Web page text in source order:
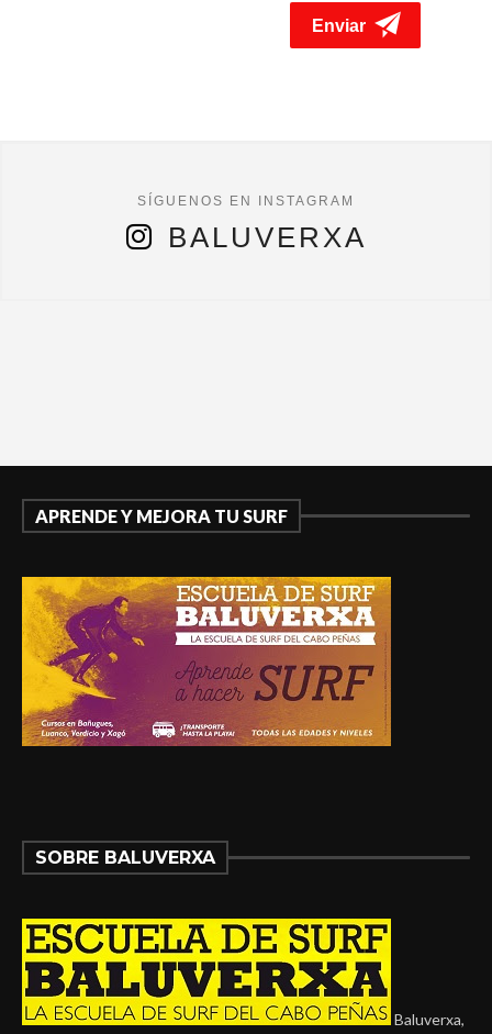
BALUVERXA
APRENDE Y MEJORA TU SURF
SOBRE BALUVERXA
Baluverxa,